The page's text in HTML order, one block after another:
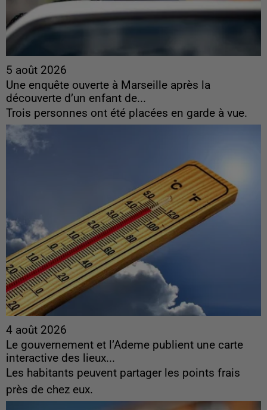
5 août 2026
Une enquête ouverte à Marseille après la
découverte d’un enfant de...
Trois personnes ont été placées en garde à vue.
4 août 2026
Le gouvernement et l’Ademe publient une carte
interactive des lieux...
Les habitants peuvent partager les points frais
près de chez eux.